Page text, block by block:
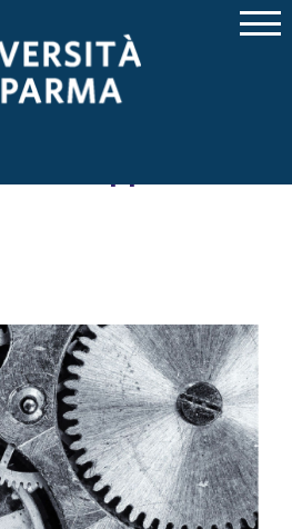
non solo
ma anche un
sviluppo